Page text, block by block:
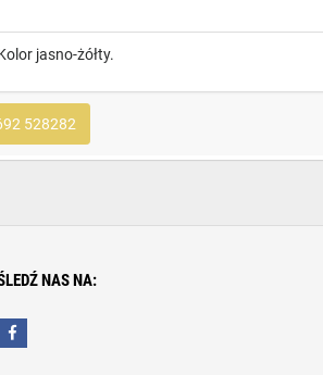
jasno-żółty.
528282
NAS NA: